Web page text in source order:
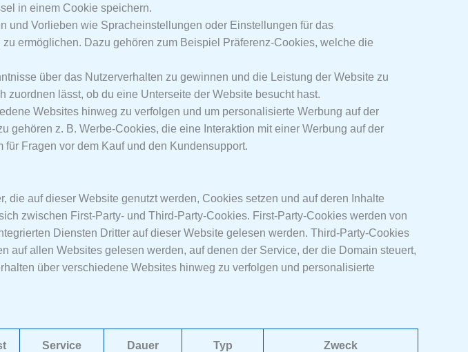
in einem Cookie speichern.
und Vorlieben wie Spracheinstellungen oder Einstellungen für das
ermöglichen. Dazu gehören zum Beispiel Präferenz-Cookies, welche die
über das Nutzerverhalten zu gewinnen und die Leistung der Website zu
lässt, ob du eine Unterseite der Website besucht hast.
Websites hinweg zu verfolgen und um personalisierte Werbung auf der
gehören z. B. Werbe-Cookies, die eine Interaktion mit einer Werbung auf der
Fragen vor dem Kauf und den Kundensupport.
auf dieser Website genutzt werden, Cookies setzen und auf deren Inhalte
zwischen First-Party- und Third-Party-Cookies. First-Party-Cookies werden von
Diensten Dritter auf dieser Website gelesen werden. Third-Party-Cookies
allen Websites gelesen werden, auf denen der Service, der die Domain steuert,
über verschiedene Websites hinweg zu verfolgen und personalisierte
Service Dauer Typ Zweck